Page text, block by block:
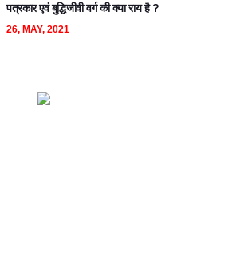
पत्रकार एवं बुद्धिजीवी वर्ग की क्या राय है ?
26, MAY, 2021